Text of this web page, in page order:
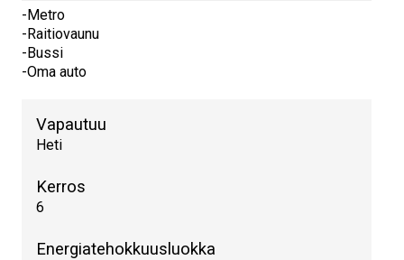
-Metro
-Raitiovaunu
-Bussi
-Oma auto
Vapautuu
Heti
Kerros
6
Energiatehokkuusluokka